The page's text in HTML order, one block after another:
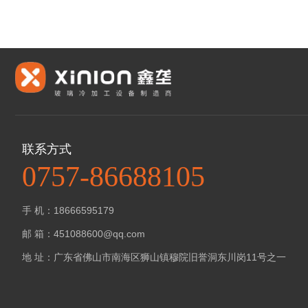
联系方式
0757-86688105
手 机：18666595179
邮 箱：451088600@qq.com
地 址：广东省佛山市南海区狮山镇穆院旧誉洞东川岗11号之一